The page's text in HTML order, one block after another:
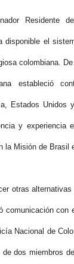
Residente
disponible el
colombiana.
estableció
Estados Unidos
y experiencia
la Misión de Brasil
otras
comunicación con
Nacional de
de dos miembros